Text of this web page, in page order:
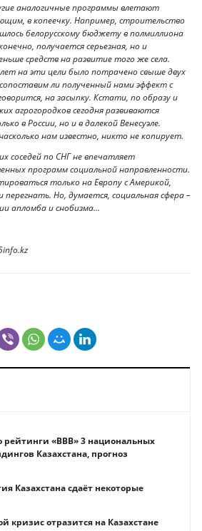
аналогичные программы влетают
в копеечку. Например, строительство
белорусскому бюджету в полмиллиона
получается серьезная, но и
средств на развитие того же села.
лет на эти цели было потрачено свыше двух
ли полученный нами эффект с
на засыпку. Кстати, по образу и
агрогородков сегодня развиваются
в России, но и в далекой Венесуэле.
нам известно, никто не копирует.
соседей по СНГ не впечатляет
программ социальной направленности.
только на Европу с Америкой,
Но, думается, социальная сфера –
апломба и снобизма...
отношений между Россией и Украиной
«апокалипсис» не за горами?
рейтинги «BBB» 3 национальных
Казахстана, прогноз
Казахстана сдаёт некоторые
кризис отразится на Казахстане